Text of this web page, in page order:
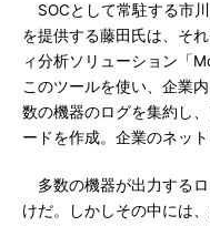
SOCとして常駐する市
を提供する藤田氏は、そ
ィ分析ソリューション「
このツールを使い、企業
数の機器のログを集約し
ードを作成。企業のネッ
多数の機器が出力する
けだ。しかしその中には